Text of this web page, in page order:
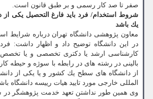
صفر تا صد كار رسمی و بر طبق قانون است.
شروط استخدام/ فرد باید فارغ التحصیل یكی
یك باشد
معاون پژوهشی دانشگاه تهران درباره شرایط
در این دانشگاه توضیح داد و اظهار داشت:
كارشناسی ارشد یا دكتری تخصصی و یا
بالینی در رشته های در رابطه با سوژه و حیطه
از دانشگاه های سطح یك كشور و یا یكی از
المللی خارجی مورد تایید هیات رییسه دانشگاه
وی همین طور نداشتن تعهد خدمت پژوهشگر در